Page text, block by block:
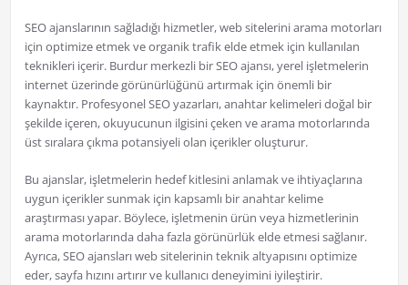
SEO ajanslarının sağladığı hizmetler, web sitelerini arama motorları
için optimize etmek ve organik trafik elde etmek için kullanılan
teknikleri içerir. Burdur merkezli bir SEO ajansı, yerel işletmelerin
internet üzerinde görünürlüğünü artırmak için önemli bir
kaynaktır. Profesyonel SEO yazarları, anahtar kelimeleri doğal bir
şekilde içeren, okuyucunun ilgisini çeken ve arama motorlarında
üst sıralara çıkma potansiyeli olan içerikler oluşturur.
Bu ajanslar, işletmelerin hedef kitlesini anlamak ve ihtiyaçlarına
uygun içerikler sunmak için kapsamlı bir anahtar kelime
araştırması yapar. Böylece, işletmenin ürün veya hizmetlerinin
arama motorlarında daha fazla görünürlük elde etmesi sağlanır.
Ayrıca, SEO ajansları web sitelerinin teknik altyapısını optimize
eder, sayfa hızını artırır ve kullanıcı deneyimini iyileştirir.